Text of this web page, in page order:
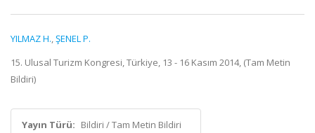
YILMAZ H.,ŞENEL P.
15. Ulusal Turizm Kongresi, Türkiye, 13 - 16 Kasım 2014, (Tam Metin
Bildiri)
Yayın Türü: Bildiri / Tam Metin Bildiri